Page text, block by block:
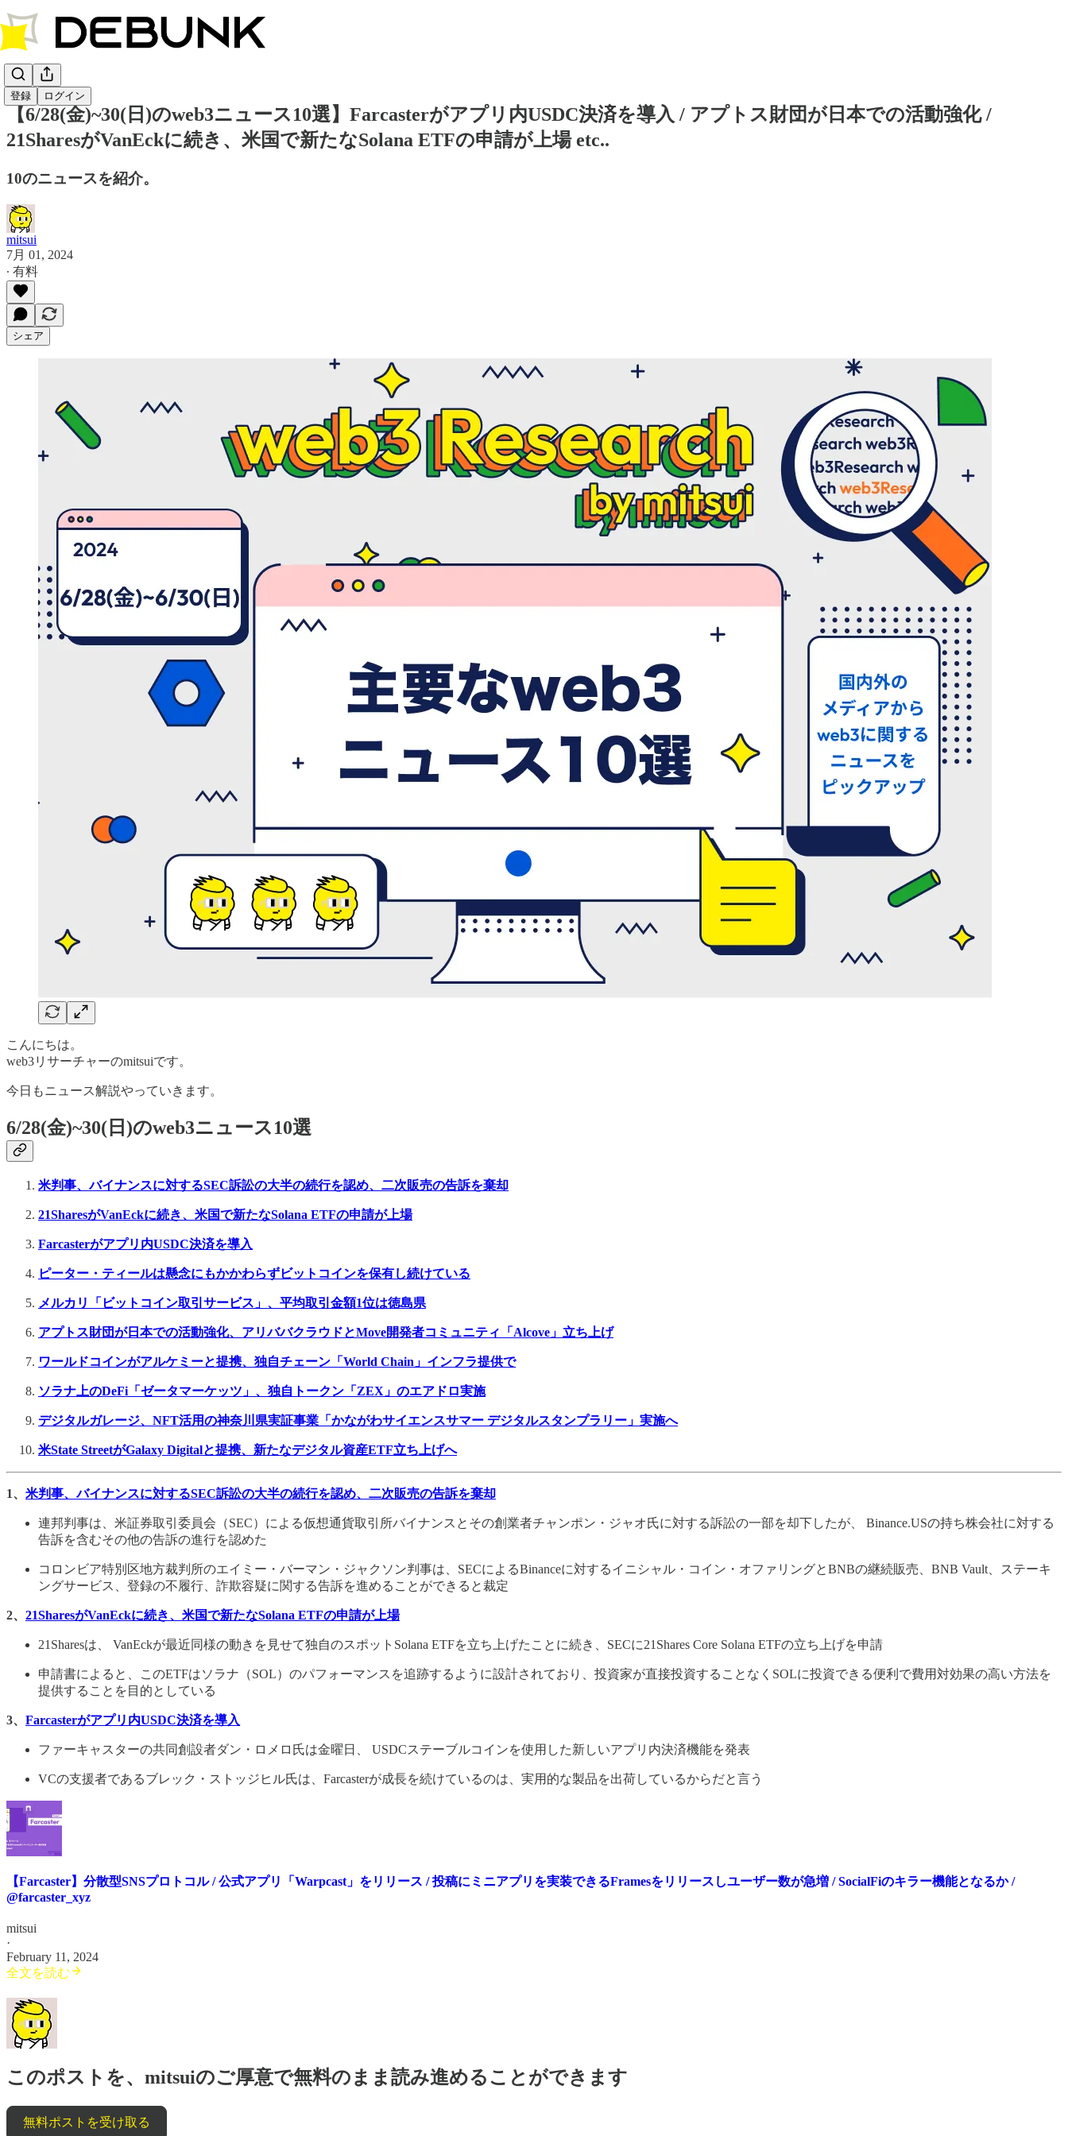
登録 ログイン
【6/28(金)~30(日)のweb3ニュース10選】Farcasterがアプリ内USDC決済を導入 / アプトス財団が日本での活動強化 /
21SharesがVanEckに続き、米国で新たなSolana ETFの申請が上場 etc..
10のニュースを紹介。
mitsui
7月 01, 2024
∙ 有料
シェア
こんにちは。
web3リサーチャーのmitsuiです。
今日もニュース解説やっていきます。
6/28(金)~30(日)のweb3ニュース10選
米判事、バイナンスに対するSEC訴訟の大半の続行を認め、二次販売の告訴を棄却
21SharesがVanEckに続き、米国で新たなSolana ETFの申請が上場
Farcasterがアプリ内USDC決済を導入
ピーター・ティールは懸念にもかかわらずビットコインを保有し続けている
メルカリ「ビットコイン取引サービス」、平均取引金額1位は徳島県
アプトス財団が日本での活動強化、アリババクラウドとMove開発者コミュニティ「Alcove」立ち上げ
ワールドコインがアルケミーと提携、独自チェーン「World Chain」インフラ提供で
ソラナ上のDeFi「ゼータマーケッツ」、独自トークン「ZEX」のエアドロ実施
デジタルガレージ、NFT活用の神奈川県実証事業「かながわサイエンスサマー デジタルスタンプラリー」実施へ
米State StreetがGalaxy Digitalと提携、新たなデジタル資産ETF立ち上げへ
1、 米判事、バイナンスに対するSEC訴訟の大半の続行を認め、二次販売の告訴を棄却
連邦判事は、米証券取引委員会（SEC）による仮想通貨取引所バイナンスとその創業者チャンポン・ジャオ氏に対する訴訟の一部を却下したが、 Binance.USの持ち株会社に対する
告訴を含むその他の告訴の進行を認めた
コロンビア特別区地方裁判所のエイミー・バーマン・ジャクソン判事は、SECによるBinanceに対するイニシャル・コイン・オファリングとBNBの継続販売、BNB Vault、ステーキ
ングサービス、登録の不履行、詐欺容疑に関する告訴を進めることができると裁定
2、 21SharesがVanEckに続き、米国で新たなSolana ETFの申請が上場
21Sharesは、 VanEckが最近同様の動きを見せて独自のスポットSolana ETFを立ち上げたことに続き、SECに21Shares Core Solana ETFの立ち上げを申請
申請書によると、このETFはソラナ（SOL）のパフォーマンスを追跡するように設計されており、投資家が直接投資することなくSOLに投資できる便利で費用対効果の高い方法を
提供することを目的としている
3、 Farcasterがアプリ内USDC決済を導入
ファーキャスターの共同創設者ダン・ロメロ氏は金曜日、 USDCステーブルコインを使用した新しいアプリ内決済機能を発表
VCの支援者であるブレック・ストッジヒル氏は、Farcasterが成長を続けているのは、実用的な製品を出荷しているからだと言う
【Farcaster】分散型SNSプロトコル / 公式アプリ「Warpcast」をリリース / 投稿にミニアプリを実装できるFramesをリリースしユーザー数が急増 / SocialFiのキラー機能となるか /
@farcaster_xyz
mitsui
·
February 11, 2024
全文を読む
このポストを、mitsuiのご厚意で無料のまま読み進めることができます
無料ポストを受け取る